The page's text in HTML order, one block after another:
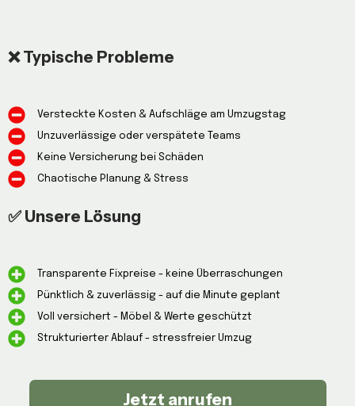
❌ Typische Probleme
Versteckte Kosten & Aufschläge am Umzugstag
Unzuverlässige oder verspätete Teams
Keine Versicherung bei Schäden
Chaotische Planung & Stress
✅ Unsere Lösung
Transparente Fixpreise - keine Überraschungen
Pünktlich & zuverlässig - auf die Minute geplant
Voll versichert - Möbel & Werte geschützt
Strukturierter Ablauf - stressfreier Umzug
Jetzt anrufen